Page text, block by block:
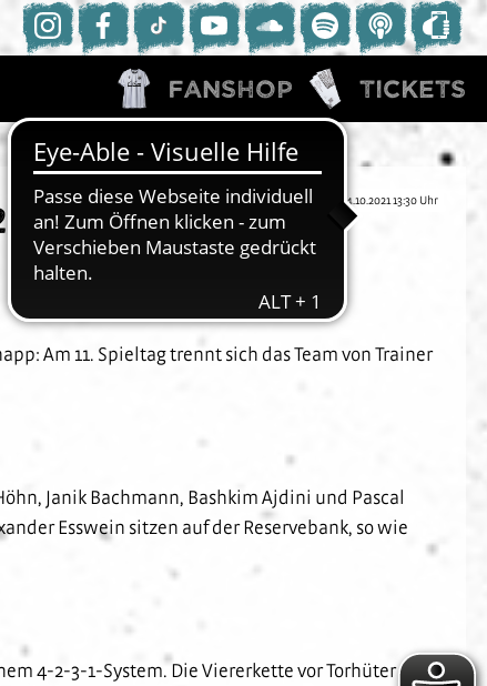
Fanshop Tickets
24.10.2021 13:30 Uhr
den SV
Am 11. Spieltag trennt sich das Team von Trainer
Janik Bachmann, Bashkim Ajdini und Pascal
Esswein sitzen auf der Reservebank, so wie
4-2-3-1-System. Die Viererkette vor Torhüter